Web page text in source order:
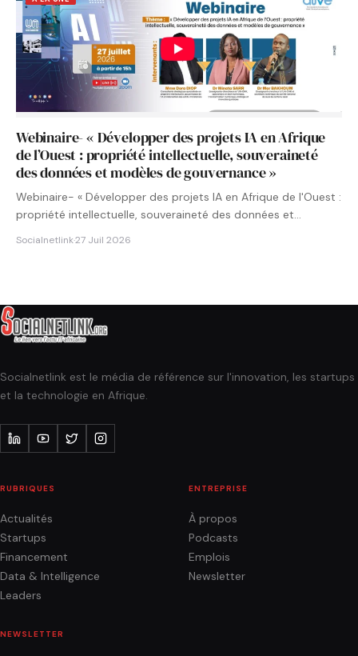
Webinaire- « Développer des projets IA en Afrique
de l’Ouest : propriété intellectuelle, souveraineté
des données et modèles de gouvernance »
Webinaire- « Développer des projets IA en Afrique de l'Ouest :
propriété intellectuelle, souveraineté des données et
Socialnetlink·27 Juil 2026
Socialnetlink est le média de référence sur l'innovation, les startups
et la technologie en Afrique.
RUBRIQUES
Actualités
Startups
Financement
Data & Intelligence
Leaders
ENTREPRISE
À propos
Podcasts
Emplois
Newsletter
NEWSLETTER